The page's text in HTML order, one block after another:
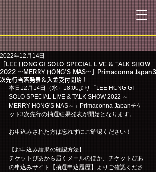
「LEE HONG GI SOLO SPECIAL LIVE & TALK SHOW
2022 ～MERRY HONG'S MAS～」Primadonna Japan3
次先行当落発表＆入金受付開始！
2022年12月14日
本日12月14日（水）18:00より「LEE HONG GI
SOLO SPECIAL LIVE & TALK SHOW 2022 ～
MERRY HONG'S MAS～」Primadonna Japanチケ
ット3次先行の抽選結果発表が開始となります。
お申込みされた方は忘れずにご確認ください！
【お申込み結果の確認方法】
チケットぴあから届くメールのほか、チケットぴあ
の申込みサイト【抽選申込履歴】よりご確認くださ